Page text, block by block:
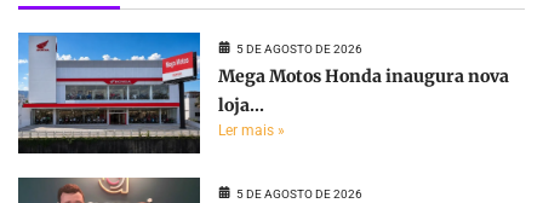
5 DE AGOSTO DE 2026
Mega Motos Honda inaugura nova
loja...
Ler mais »
5 DE AGOSTO DE 2026